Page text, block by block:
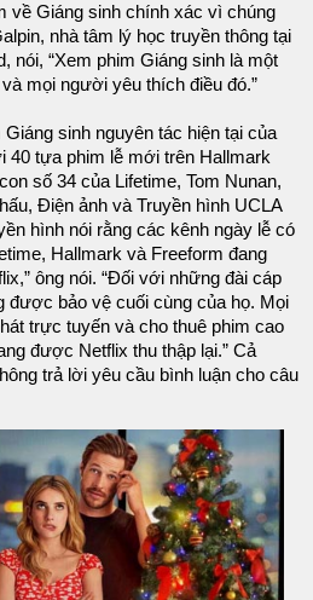
về Giáng sinh chính xác vì chúng
nhà tâm lý học truyền thông tại
nói, “Xem phim Giáng sinh là một
mọi người yêu thích điều đó.”
sinh nguyên tác hiện tại của
40 tựa phim lễ mới trên Hallmark
số 34 của Lifetime, Tom Nunan,
Điện ảnh và Truyền hình UCLA
hình nói rằng các kênh ngày lễ có
Hallmark và Freeform đang
ông nói. “Đối với những đài cáp
được bảo vệ cuối cùng của họ. Mọi
trực tuyến và cho thuê phim cao
được Netflix thu thập lại.” Cả
trả lời yêu cầu bình luận cho câu